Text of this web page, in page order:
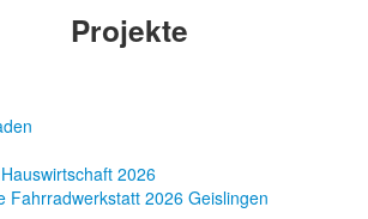
Projekte
2026
Fahrradwerkstatt 2026 Geislingen